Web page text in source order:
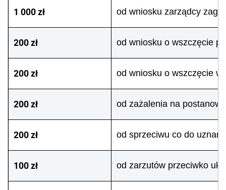
1 000 zł od wniosku zarządcy
200 zł od wniosku o wszczęcie
200 zł od wniosku o wszczęcie
200 zł od zażalenia na
200 zł od sprzeciwu co do
100 zł od zarzutów przeciwko